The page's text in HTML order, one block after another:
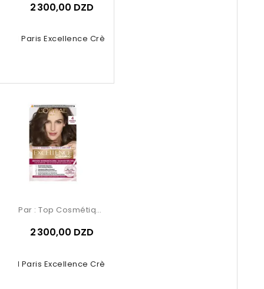
Paris Excellence Crème –...
2 300,00 DZD
Paris Excellence Crème –...
Par : Top Cosmétiques
2 300,00 DZD